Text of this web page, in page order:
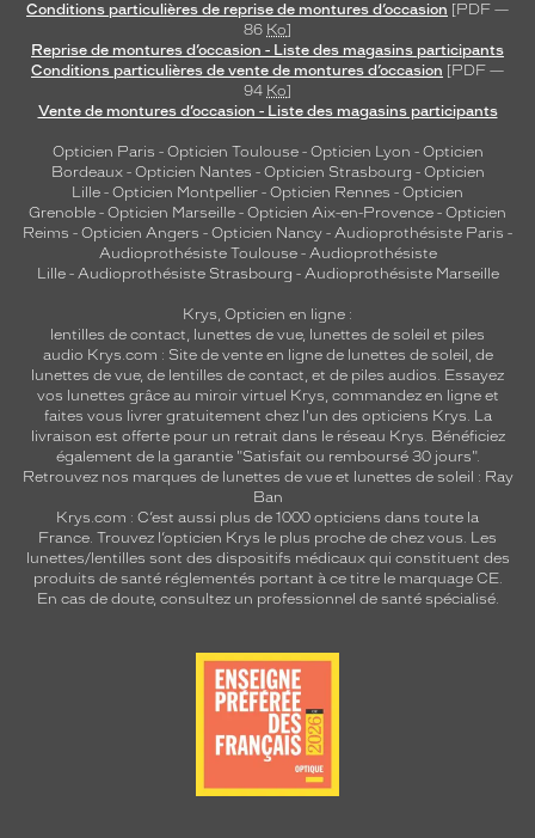
Conditions particulières de reprise de montures d’occasion [PDF —
86 Ko]
Reprise de montures d’occasion - Liste des magasins participants
Conditions particulières de vente de montures d’occasion [PDF —
94 Ko]
Vente de montures d’occasion - Liste des magasins participants
Opticien Paris - Opticien Toulouse- Opticien Lyon - Opticien
Bordeaux- Opticien Nantes - Opticien Strasbourg - Opticien
Lille - Opticien Montpellier - Opticien Rennes - Opticien
Grenoble - Opticien Marseille - Opticien Aix-en-Provence - Opticien
Reims - Opticien Angers - Opticien Nancy - Audioprothésiste Paris -
Audioprothésiste Toulouse- Audioprothésiste
Lille- Audioprothésiste Strasbourg - Audioprothésiste Marseille
Krys, Opticien en ligne :
lentilles de contact, lunettes de vue, lunettes de soleil et piles
audio Krys.com : Site de vente en ligne de lunettes de soleil, de
lunettes de vue, de lentilles de contact, et de piles audios. Essayez
vos lunettes grâce au miroir virtuel Krys, commandez en ligne et
faites vous livrer gratuitement chez l'un des opticiens Krys. La
livraison est offerte pour un retrait dans le réseau Krys. Bénéficiez
également de la garantie "Satisfait ou remboursé 30 jours".
Retrouvez nos marques de lunettes de vue et lunettes de soleil : Ray
Ban
Krys.com : C’est aussi plus de 1000 opticiens dans toute la
France. Trouvez l’opticien Krys le plus proche de chez vous. Les
lunettes/lentilles sont des dispositifs médicaux qui constituent des
produits de santé réglementés portant à ce titre le marquage CE.
En cas de doute, consultez un professionnel de santé spécialisé.